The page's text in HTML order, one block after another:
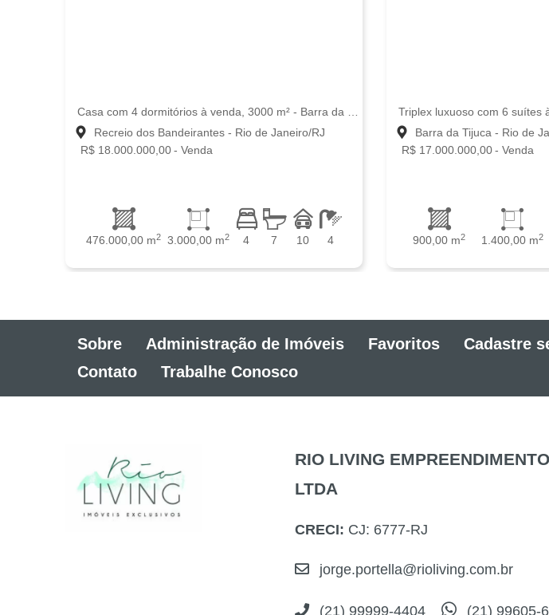
Recreio dos Bandeirantes - Rio de Janeiro/RJ
R$ 18.000.000,00 - Venda
476.000,00 m2 3.000,00 m2 4 7 10 4
Barra da Tijuca - Rio de
R$ 17.000.000,00 - Venda
900,00 m2 1.400,00 m2
Sobre Administração de Imóveis Favoritos Cadastre
Contato
Trabalhe Conosco
RIO LIVING
LTDA
CRECI: CJ: 6777-RJ
jorge.portella@rioliving.com.br
(21) 99999-4404 (21) 99605-